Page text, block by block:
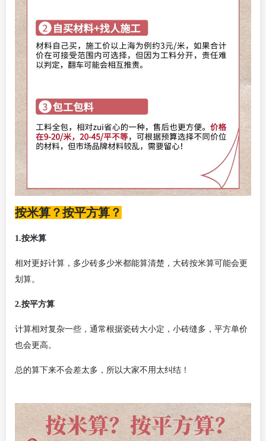
按米算？按平方算？
1.按米算
相对更好计算，多少砖多少米都能算清楚，大砖按米算可能会更
划算。
2.按平方算
计算相对复杂一些，通常根据瓷砖大小定，小砖缝多，平方单价
也会更高。
总的算下来不会差太多，所以大家不用太纠结！